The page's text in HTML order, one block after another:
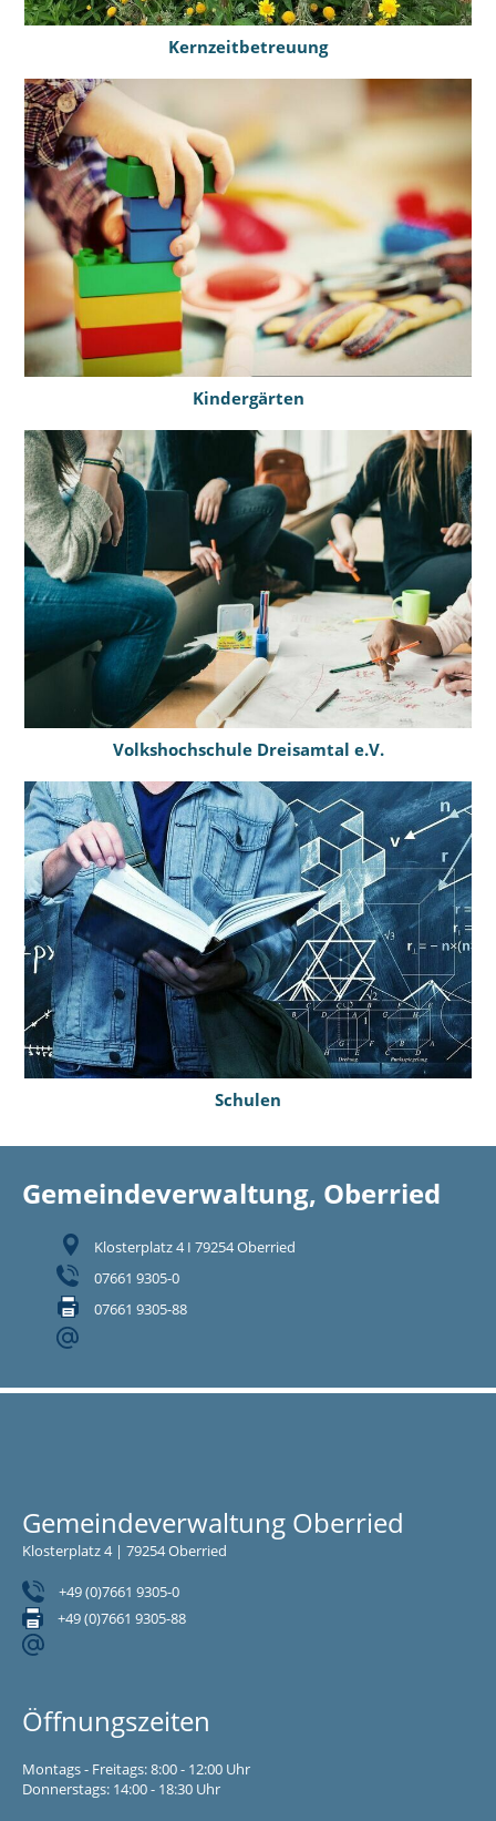
Kernzeitbetreuung
Kindergärten
Volkshochschule Dreisamtal e.V.
Schulen
Gemeindeverwaltung, Oberried
Klosterplatz 4 I 79254 Oberried
07661 9305-0
07661 9305-88
Gemeindeverwaltung Oberried
Klosterplatz 4 | 79254 Oberried
+49 (0)7661 9305-0
+49 (0)7661 9305-88
Öffnungszeiten
Montags - Freitags: 8:00 - 12:00 Uhr
Donnerstags: 14:00 - 18:30 Uhr